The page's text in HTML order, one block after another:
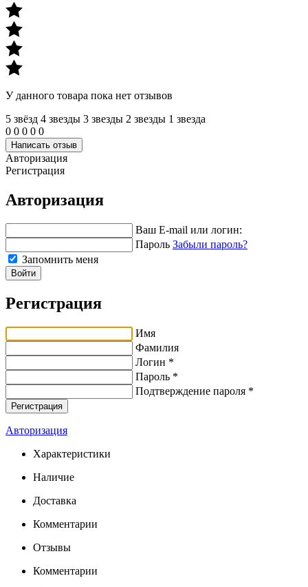
У данного товара пока нет отзывов
5 звёзд 4 звeзды 3 звeзды 2 звeзды 1 звeзда
0 0 0 0 0
Написать отзыв
Авторизация
Регистрация
Авторизация
Ваш E-mail или логин:
Пароль Забыли пароль?
Запомнить меня
Войти
Регистрация
Имя
Фамилия
Логин *
Пароль *
Подтверждение пароля *
Авторизация
Характеристики
Наличие
Доставка
Комментарии
Отзывы
Комментарии